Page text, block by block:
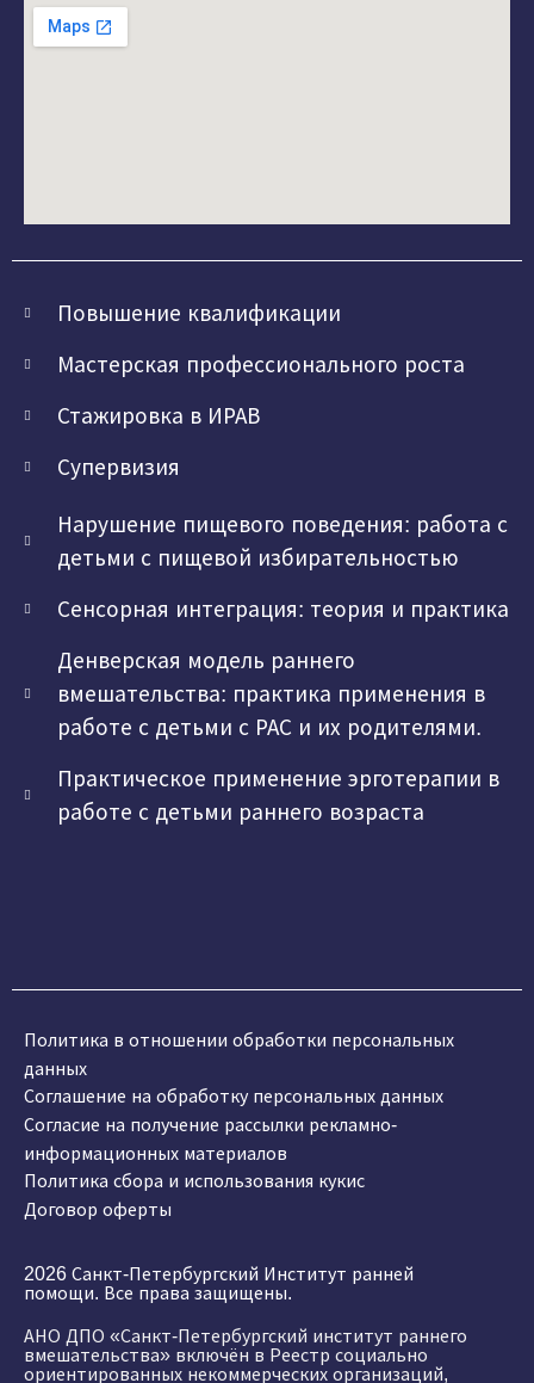
Повышение квалификации
Мастерская профессионального роста
Стажировка в ИРАВ
Супервизия
Нарушение пищевого поведения: работа с
детьми с пищевой избирательностью
Сенсорная интеграция: теория и практика
Денверская модель раннего
вмешательства: практика применения в
работе с детьми с РАС и их родителями.
Практическое применение эрготерапии в
работе с детьми раннего возраста
Политика в отношении обработки персональных
данных
Соглашение на обработку персональных данных
Согласие на получение рассылки рекламно-
информационных материалов
Политика сбора и использования кукис
Договор оферты
2026 Санкт-Петербургский Институт ранней
помощи. Все права защищены.
АНО ДПО «Санкт-Петербургский институт раннего
вмешательства» включён в Реестр социально
ориентированных некоммерческих организаций,